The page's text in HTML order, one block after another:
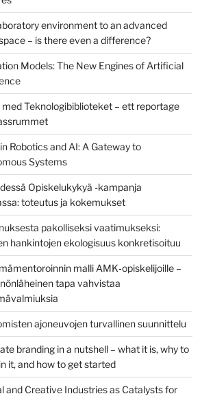
environment to an advanced
– is there even a difference?
Models: The New Engines of Artificial
med Teknologibiblioteket – ett reportage
Robotics and AI: A Gateway to
Systems
Opiskelukykyä -kampanja
toteutus ja kokemukset
pakolliseksi vaatimukseksi:
hankintojen ekologisuus konkretisoituu
malli AMK‑opiskelijoille –
tapa vahvistaa
ajoneuvojen turvallinen suunnittelu
branding in a nutshell – what it is, why to
it, and how to get started
and Creative Industries as Catalysts for